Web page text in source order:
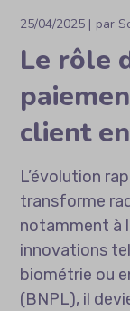
25/04/2025 par
Le rôle
client
L’évolution
transforme
notamment à
innovations
biométrie ou
(BNPL), il